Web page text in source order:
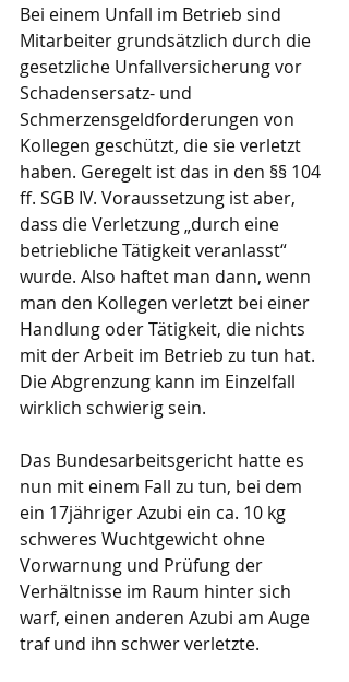
Bei einem Unfall im Betrieb sind
Mitarbeiter grundsätzlich durch die
gesetzliche Unfallversicherung vor
Schadensersatz- und
Schmerzensgeldforderungen von
Kollegen geschützt, die sie verletzt
haben. Geregelt ist das in den §§ 104
ff. SGB IV. Voraussetzung ist aber,
dass die Verletzung „durch eine
betriebliche Tätigkeit veranlasst“
wurde. Also haftet man dann, wenn
man den Kollegen verletzt bei einer
Handlung oder Tätigkeit, die nichts
mit der Arbeit im Betrieb zu tun hat.
Die Abgrenzung kann im Einzelfall
wirklich schwierig sein.
Das Bundesarbeitsgericht hatte es
nun mit einem Fall zu tun, bei dem
ein 17jähriger Azubi ein ca. 10 kg
schweres Wuchtgewicht ohne
Vorwarnung und Prüfung der
Verhältnisse im Raum hinter sich
warf, einen anderen Azubi am Auge
traf und ihn schwer verletzte.